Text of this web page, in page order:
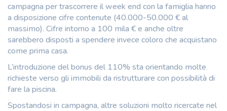
campagna per trascorrere il week end con la famiglia hanno
a disposizione cifre contenute (40.000-50.000 € al
massimo). Cifre intorno a 100 mila € e anche oltre
sarebbero disposti a spendere invece coloro che acquistano
come prima casa.
L’introduzione del bonus del 110% sta orientando molte
richieste verso gli immobili da ristrutturare con possibilità di
fare la piscina.
Spostandosi in campagna, altre soluzioni molto ricercate nel